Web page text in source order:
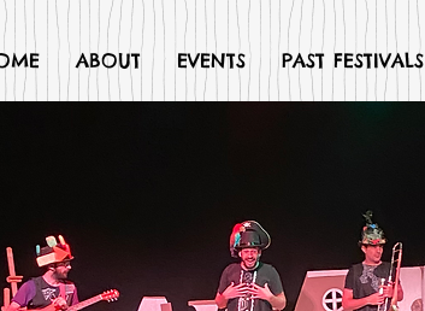
ABOUT EVENTS PAST FESTIVALS